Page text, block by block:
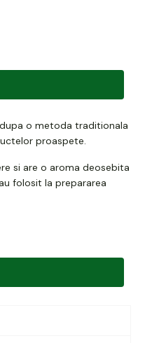
o metoda traditionala
proaspete.
si are o aroma deosebita
folosit la prepararea